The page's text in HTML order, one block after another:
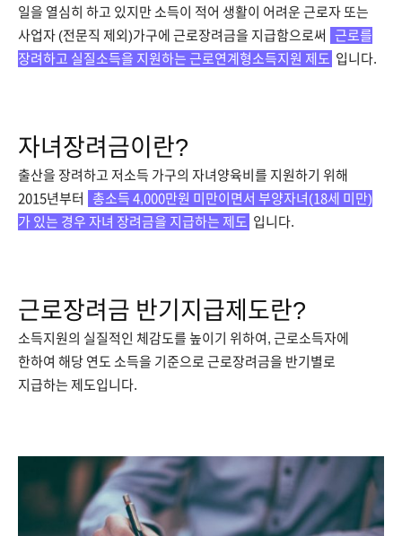
일을 열심히 하고 있지만 소득이 적어 생활이 어려운 근로자 또는
사업자 (전문직 제외)가구에 근로장려금을 지급함으로써
근로를
장려하고 실질소득을 지원하는 근로연계형소득지원 제도 입니다.
자녀장려금이란?
출산을 장려하고 저소득 가구의 자녀양육비를 지원하기 위해
2015년부터
총소득 4,000만원 미만이면서 부양자녀(18세 미만)
가 있는 경우 자녀 장려금을 지급하는 제도 입니다.
근로장려금 반기지급제도란?
소득지원의 실질적인 체감도를 높이기 위하여, 근로소득자에
한하여 해당 연도 소득을 기준으로 근로장려금을 반기별로
지급하는 제도입니다.